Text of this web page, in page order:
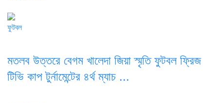
ফুটবল
মতলব উত্তরে বেগম খালেদা জিয়া স্মৃতি ফুটবল ফ্রিজ
টিভি কাপ টুর্নামেন্টের ৪র্থ ম্যাচ ...